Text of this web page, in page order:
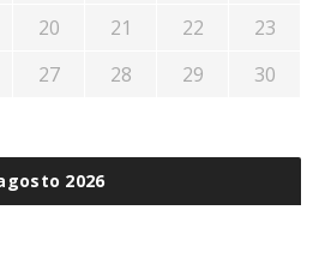
2026
20 21 22
23
27 28 29
30